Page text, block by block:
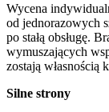
Wycena
od jednorazowych
po stałą obsługę.
wymuszających
zostają własnością
Silne strony